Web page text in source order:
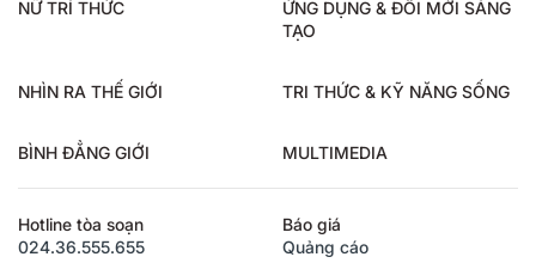
NỮ TRÍ THỨC
ỨNG DỤNG & ĐỔI MỚI SÁNG
TẠO
NHÌN RA THẾ GIỚI TRI THỨC & KỸ NĂNG SỐNG
BÌNH ĐẲNG GIỚI MULTIMEDIA
Hotline tòa soạn
024.36.555.655
Báo giá
Quảng cáo